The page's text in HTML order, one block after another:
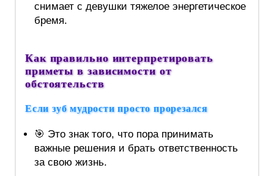
снимает с девушки тяжелое энергетическое
бремя.
Как правильно интерпретировать
приметы в зависимости от
обстоятельств
Если зуб мудрости просто прорезался
🎯 Это знак того, что пора принимать
важные решения и брать ответственность
за свою жизнь.